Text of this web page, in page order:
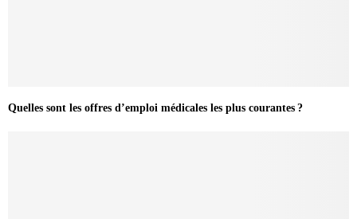
Quelles sont les offres d’emploi médicales les plus courantes ?